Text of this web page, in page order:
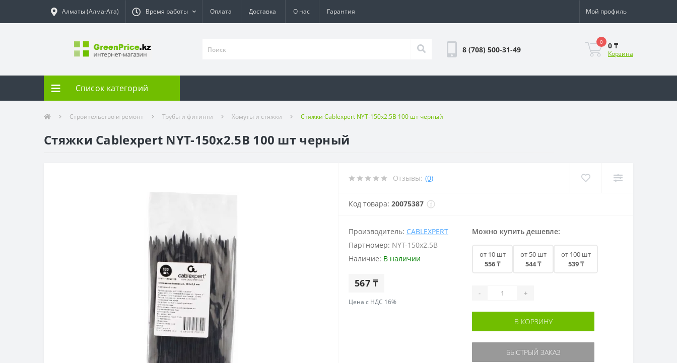
Алматы (Алма-Ата) Время работы Оплата Доставка О нас Гарантия Мой профиль
8 (708) 500-31-49
0 0 ₸
Корзина
Список категорий
Строительство и ремонт Трубы и фитинги Хомуты и стяжки Стяжки Cablexpert NYT-150x2.5B 100 шт черный
Стяжки Cablexpert NYT-150x2.5B 100 шт черный
Отзывы: (0)
Код товара: 20075387
Производитель: CABLEXPERT
Партномер: NYT-150x2.5B
Наличие: В наличии
567 ₸
Цена с НДС 16%
Можно купить дешевле:
от 10 шт
556 ₸
от 50 шт
544 ₸
от 100 шт
539 ₸
- +
В КОРЗИНУ
БЫСТРЫЙ ЗАКАЗ